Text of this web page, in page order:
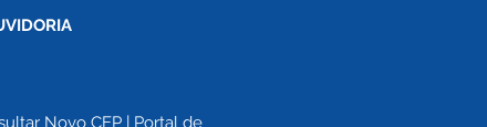
Novo CEP | Portal de